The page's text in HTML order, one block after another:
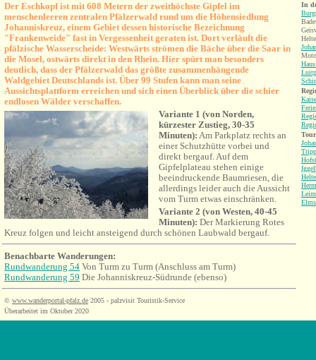
Der Eschkopf ist mit 608 Metern der zweithöchste Gipfel im
menschenleeren zentralen Pfälzerwald rund um die Höhensiedlung
Johanniskreuz, einem Gebiet dessen historische Bezeichnung
"Frankenweide" fast in Vergessenheit geraten ist. Dort verläuft die
pfälzische Wasserscheide: Westwärts strömen die Bäche über die Saar in
die Mosel, ostwärts direkt in den Rhein. Hier spürt man besonders
deutlich, dass der Pfälzerwald das größte zusammenhängende
Waldgebiet Deutschlands ist. Über 99 Stufen kann man seine
Aussichtsplattform erreichen und sich einen Überblick über die schier
endlosen Wälder verschaffen.
Variante 1 (von Norden,
kürzester Zustieg, 30-35
Minuten): Am Parkplatz rechts an
einer Schutzhütte vorbei und
direkt bergauf. Auf dem
Gipfelplateau stehen einige
beeindruckende Baumriesen, die
allerdings leider auch die Aussicht
vom Turm etwas einschränken.
Variante 2 (von Westen, 40-45
Minuten): Der Markierung Rotes
Kreuz folgen und leicht ansteigend durch schönen Laubwald bergauf.
Benachbarte Wanderungen:
Rundwanderung 54 Von Turm zu Turm (Anschluss am Turm)
Rundwanderung 59 Die Johanniskreuz-Südrunde (ebenso)
© www.wanderportal-pfalz.de 2005 - palzvisit Touristik-Service
Überarbeitet im Oktober 2020
In